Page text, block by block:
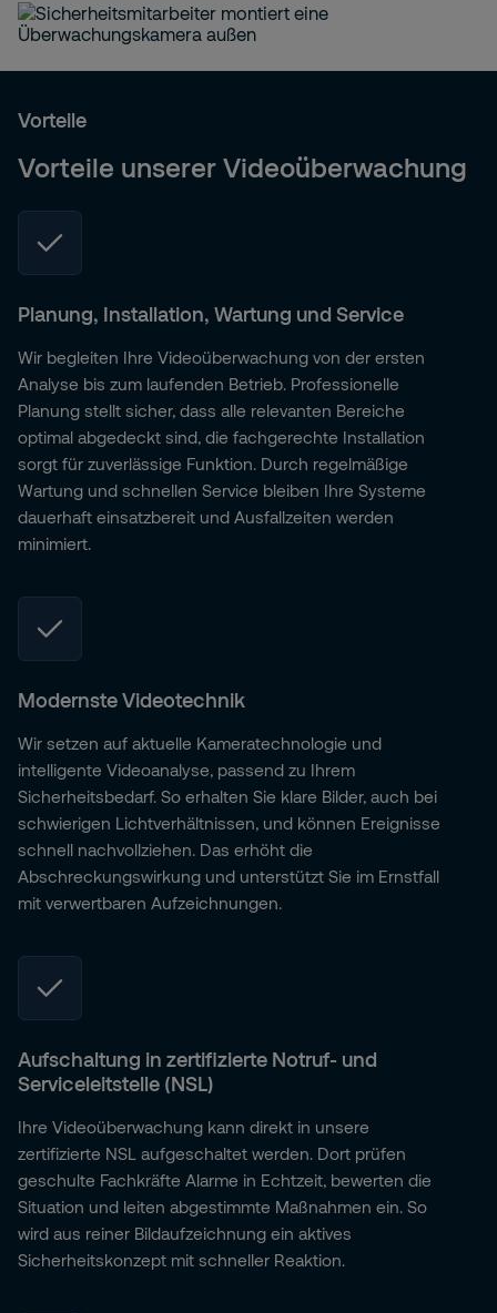
Vorteile
Vorteile unserer Videoüberwachung
Planung, Installation, Wartung und Service
Wir begleiten Ihre Videoüberwachung von der ersten
Analyse bis zum laufenden Betrieb. Professionelle
Planung stellt sicher, dass alle relevanten Bereiche
optimal abgedeckt sind, die fachgerechte Installation
sorgt für zuverlässige Funktion. Durch regelmäßige
Wartung und schnellen Service bleiben Ihre Systeme
dauerhaft einsatzbereit und Ausfallzeiten werden
minimiert.
Modernste Videotechnik
Wir setzen auf aktuelle Kameratechnologie und
intelligente Videoanalyse, passend zu Ihrem
Sicherheitsbedarf. So erhalten Sie klare Bilder, auch bei
schwierigen Lichtverhältnissen, und können Ereignisse
schnell nachvollziehen. Das erhöht die
Abschreckungswirkung und unterstützt Sie im Ernstfall
mit verwertbaren Aufzeichnungen.
Aufschaltung in zertifizierte Notruf- und
Serviceleitstelle (NSL)
Ihre Videoüberwachung kann direkt in unsere
zertifizierte NSL aufgeschaltet werden. Dort prüfen
geschulte Fachkräfte Alarme in Echtzeit, bewerten die
Situation und leiten abgestimmte Maßnahmen ein. So
wird aus reiner Bildaufzeichnung ein aktives
Sicherheitskonzept mit schneller Reaktion.